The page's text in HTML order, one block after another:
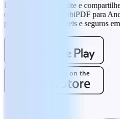
Digitalize, assine, edite e
ou tablet. Com o MobiPDF para
permanecem acessíveis e seguros